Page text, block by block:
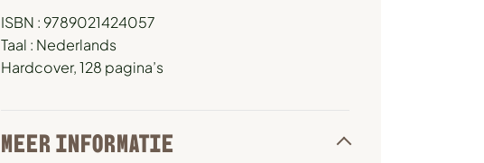
ISBN : 9789021424057
Taal : Nederlands
Hardcover, 128 pagina’s
MEER INFORMATIE